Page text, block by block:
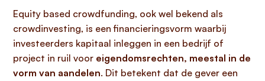
Equity based crowdfunding, ook wel bekend als
crowdinvesting, is een financieringsvorm waarbij
investeerders kapitaal inleggen in een bedrijf of
project in ruil voor eigendomsrechten, meestal in de
vorm van aandelen. Dit betekent dat de gever een